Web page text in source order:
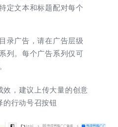
定文本和标题配对每个
录广告，请在广告层级
列。每个广告系列仅可
效，建议上传大量的创意
行动号召按钮